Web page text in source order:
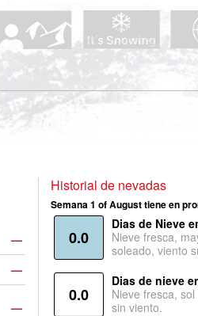
—
—
—
Historial de nevadas
Semana 1 of August tiene en
0.0
Dias de Nieve
Nieve fresca,
soleado, viento
0.0
Dias de nieve
Nieve fresca,
sin viento.